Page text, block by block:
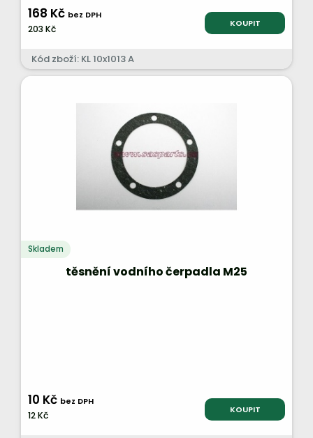
168 Kč bez DPH
203 Kč KOUPIT
Kód zboží: KL 10x1013 A
Skladem
těsnění vodního čerpadla M25
10 Kč bez DPH
12 Kč KOUPIT